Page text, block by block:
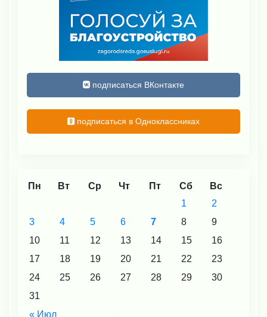
подписаться ВКонтакте
подписаться в Одноклассниках
Пн Вт Ср Чт Пт Сб Вс
« Июл
1
2
3
4 5 6 7 8
9
10
11 12 13 14 15
16
17
18 19 20 21 22
23
24
25 26 27 28 29
30
31